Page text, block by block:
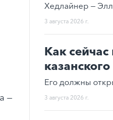
—
Хедлайнер —
3 августа 2026 г.
Как
Его должны
3 августа 2026 г.